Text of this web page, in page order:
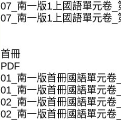
07_南一版1上國語單元卷
07_南一版1上國語單元卷
首冊
PDF
01_南一版首冊國語單元
01_南一版首冊國語單元
02_南一版首冊國語單元卷
02_南一版首冊國語單元卷